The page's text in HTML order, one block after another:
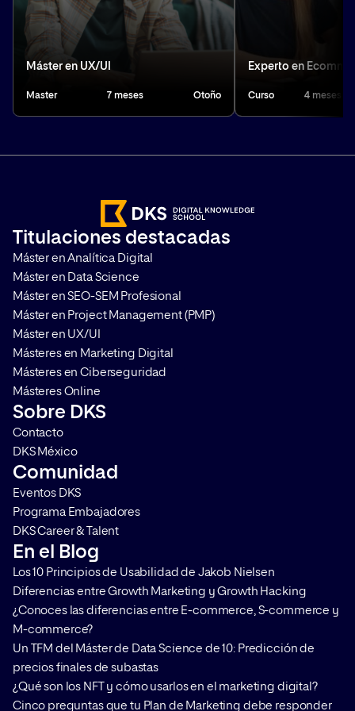
Máster en UX/UI
Master 7 meses Otoño
Experto en
Curso 4 meses
Titulaciones destacadas
Máster en Analítica Digital
Máster en Data Science
Máster en SEO-SEM Profesional
Máster en Project Management (PMP)
Máster en UX/UI
Másteres en Marketing Digital
Másteres en Ciberseguridad
Másteres Online
Sobre DKS
Contacto
DKS México
Comunidad
Eventos DKS
Programa Embajadores
DKS Career & Talent
En el Blog
Los 10 Principios de Usabilidad de Jakob Nielsen
Diferencias entre Growth Marketing y Growth Hacking
¿Conoces las diferencias entre E-commerce, S-commerce y
M-commerce?
Un TFM del Máster de Data Science de 10: Predicción de
precios finales de subastas
¿Qué son los NFT y cómo usarlos en el marketing digital?
Cinco preguntas que tu Plan de Marketing debe responder